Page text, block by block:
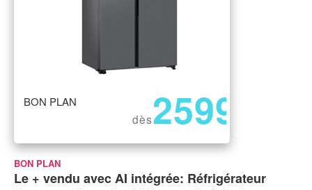
BON PLAN
dès2599
BON PLAN
Le + vendu avec AI intégrée: Réfrigérateur